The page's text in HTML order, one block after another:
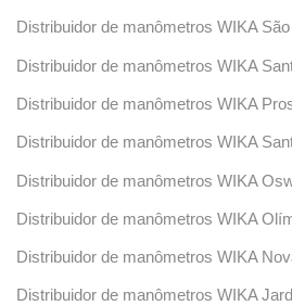
Distribuidor de manômetros WIKA
Distribuidor de manômetros WIKA
Distribuidor de manômetros WIKA
Distribuidor de manômetros WIKA
Distribuidor de manômetros WIKA
Distribuidor de manômetros WIKA
Distribuidor de manômetros WIKA
Distribuidor de manômetros WIKA